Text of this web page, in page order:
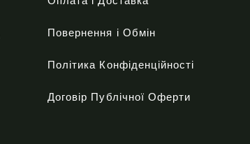
Повернення і Обмін
Політика Конфіденційності
Договір Публічної Оферти